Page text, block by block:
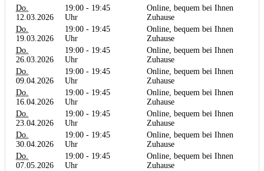
Do.
12.03.2026
19:00 - 19:45
Uhr
Online, bequem bei Ihnen
Zuhause
Do.
19.03.2026
19:00 - 19:45
Uhr
Online, bequem bei Ihnen
Zuhause
Do.
26.03.2026
19:00 - 19:45
Uhr
Online, bequem bei Ihnen
Zuhause
Do.
09.04.2026
19:00 - 19:45
Uhr
Online, bequem bei Ihnen
Zuhause
Do.
16.04.2026
19:00 - 19:45
Uhr
Online, bequem bei Ihnen
Zuhause
Do.
23.04.2026
19:00 - 19:45
Uhr
Online, bequem bei Ihnen
Zuhause
Do.
30.04.2026
19:00 - 19:45
Uhr
Online, bequem bei Ihnen
Zuhause
Do.
07.05.2026
19:00 - 19:45
Uhr
Online, bequem bei Ihnen
Zuhause